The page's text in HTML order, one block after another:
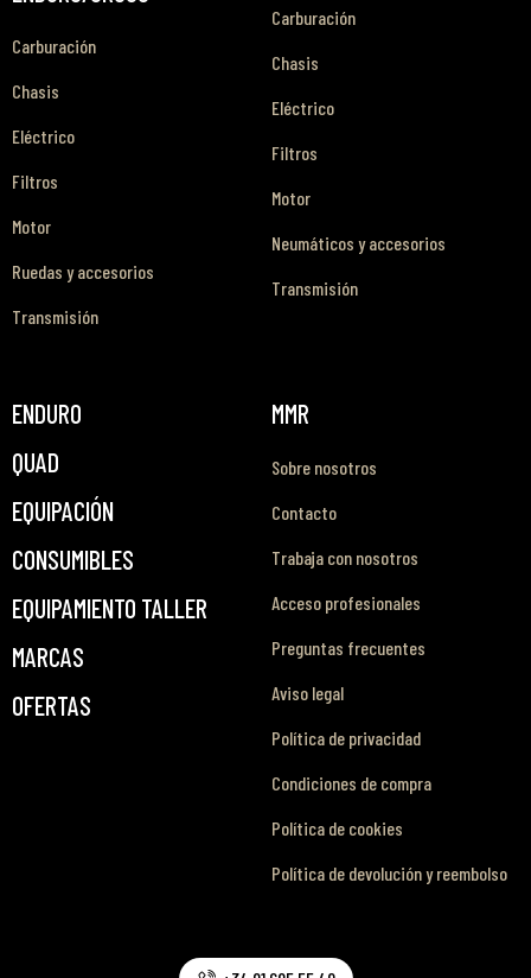
Carburación
Chasis
Eléctrico
Filtros
Motor
Ruedas y accesorios
Transmisión
Carburación
Chasis
Eléctrico
Filtros
Motor
Neumáticos y accesorios
Transmisión
ENDURO
QUAD
EQUIPACIÓN
CONSUMIBLES
EQUIPAMIENTO TALLER
MARCAS
OFERTAS
MMR
Sobre nosotros
Contacto
Trabaja con nosotros
Acceso profesionales
Preguntas frecuentes
Aviso legal
Política de privacidad
Condiciones de compra
Política de cookies
Política de devolución y reembolso